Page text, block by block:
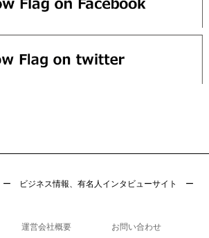
ー ビジネス情報、有名人インタビューサイト ー
運営会社概要 お問い合わせ